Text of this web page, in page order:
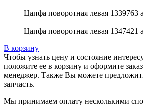
Цапфа поворотная левая 1339763
Цапфа поворотная левая 1347421
В корзину
Чтобы узнать цену и состояние
положите ее в корзину и оформите
менеджер. Также Вы можете
запчасть.
Мы принимаем оплату несколькими